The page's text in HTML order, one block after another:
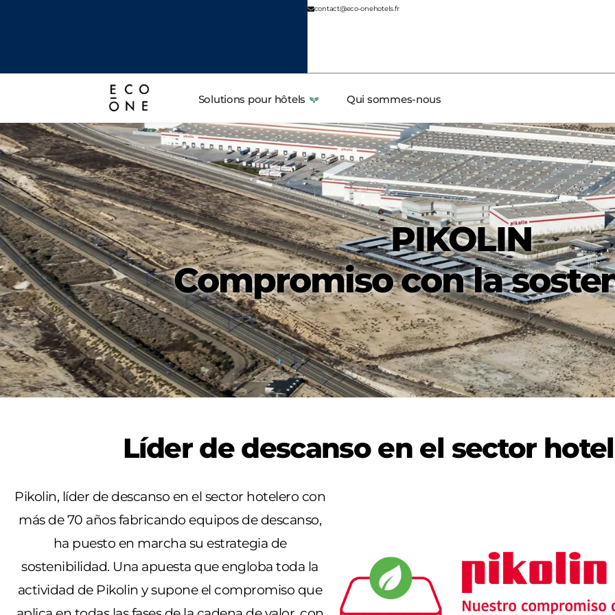
contact@eco-onehotels.fr
Solutions pour hôtels Qui sommes-nous
PIKOLIN
Compromiso con la
Líder de descanso en el sector
Pikolin, líder de descanso en el sector hotelero con
más de 70 años fabricando equipos de descanso,
ha puesto en marcha su estrategia de
sostenibilidad. Una apuesta que engloba toda la
actividad de Pikolin y supone el compromiso que